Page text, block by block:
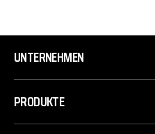
UNTERNEHMEN
PRODUKTE